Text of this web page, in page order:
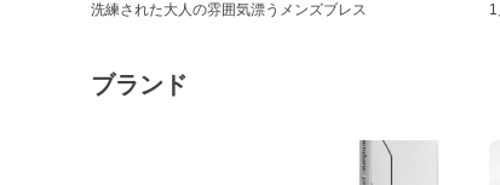
洗練された大人の雰囲気漂うメンズブレス
ブランド